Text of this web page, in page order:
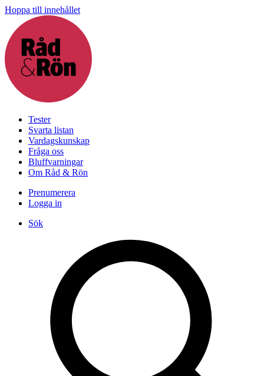
Hoppa till innehållet
Tester
Svarta listan
Vardagskunskap
Fråga oss
Bluffvarningar
Om Råd & Rön
Prenumerera
Logga in
Sök